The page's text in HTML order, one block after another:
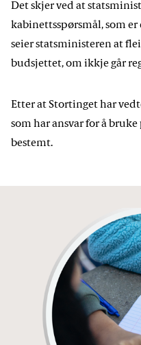
Det skjer ved at
kabinettsspørsmål, som
seier statsministeren at
budsjettet, om ikkje går
Etter at Stortinget har
som har ansvar for å
bestemt.